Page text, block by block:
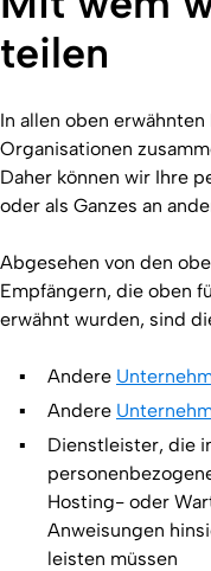
teilen
In allen oben
Organisationen
Daher können wir Ihre
oder als Ganzes an
Abgesehen von den
Empfängern, die oben
erwähnt wurden, sind
Andere
Andere
Dienstleister, die
Hosting- oder
Anweisungen
leisten müssen